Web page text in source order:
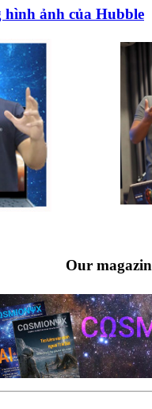
hình ảnh của Hubble
Our